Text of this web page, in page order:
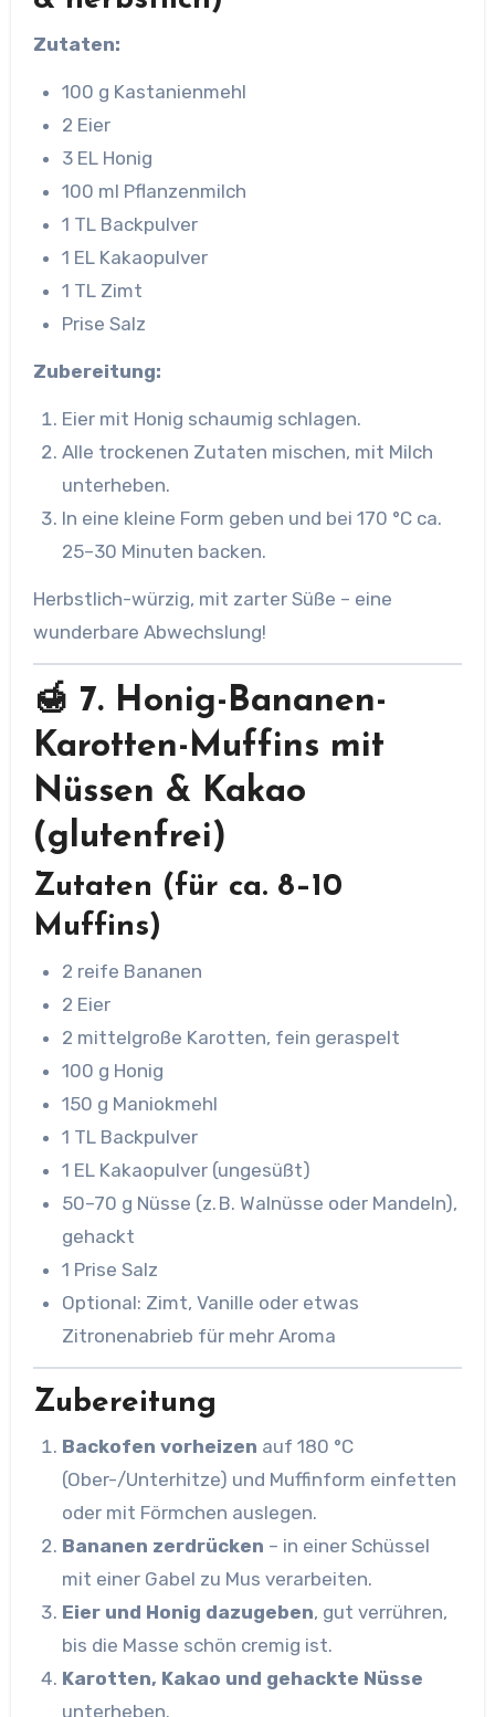
Zutaten:
100 g Kastanienmehl
2 Eier
3 EL Honig
100 ml Pflanzenmilch
1 TL Backpulver
1 EL Kakaopulver
1 TL Zimt
Prise Salz
Zubereitung:
Eier mit Honig schaumig schlagen.
Alle trockenen Zutaten mischen, mit Milch
unterheben.
In eine kleine Form geben und bei 170 °C ca.
25–30 Minuten backen.
Herbstlich-würzig, mit zarter Süße – eine
wunderbare Abwechslung!
🍯 7. Honig-Bananen-
Karotten-Muffins mit
Nüssen & Kakao
(glutenfrei)
Zutaten (für ca. 8–10
Muffins)
2 reife Bananen
2 Eier
2 mittelgroße Karotten, fein geraspelt
100 g Honig
150 g Maniokmehl
1 TL Backpulver
1 EL Kakaopulver (ungesüßt)
50–70 g Nüsse (z. B. Walnüsse oder Mandeln),
gehackt
1 Prise Salz
Optional: Zimt, Vanille oder etwas
Zitronenabrieb für mehr Aroma
Zubereitung
Backofen vorheizen auf 180 °C
(Ober-/Unterhitze) und Muffinform einfetten
oder mit Förmchen auslegen.
Bananen zerdrücken – in einer Schüssel
mit einer Gabel zu Mus verarbeiten.
Eier und Honig dazugeben, gut verrühren,
bis die Masse schön cremig ist.
Karotten, Kakao und gehackte Nüsse
unterheben.